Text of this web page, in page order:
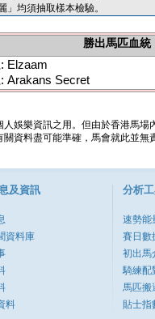
」均須抽取樣本檢驗。
勝出馬匹血統
Elzaam
Arakans Secret
娛樂資訊之用。但由於香港馬
資料盡可能準確，馬會就此並
及資訊
資料庫
料
分析
速勢能
賽日數
初出馬
騎練配
馬匹搬
貼士指